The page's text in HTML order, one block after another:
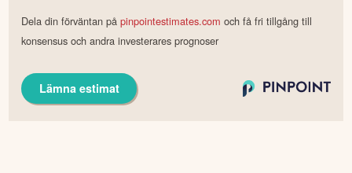
Dela din förväntan påpinpointestimates.com och få fri tillgång till
konsensus och andra investerares prognoser
Lämna estimat